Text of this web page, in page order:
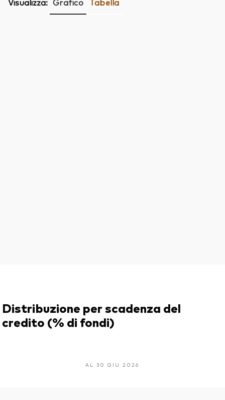
Distribuzione per scadenza del
credito (% di fondi)
AL 30 GIU 2026